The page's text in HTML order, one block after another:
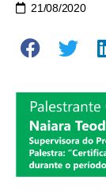
21/08/2020